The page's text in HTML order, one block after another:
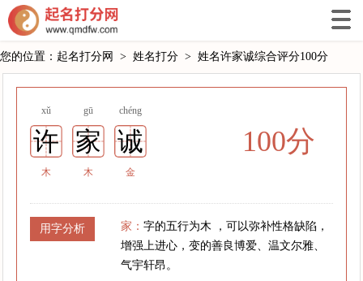
您的位置： 起名打分网 > 姓名打分 > 姓名许家诚综合评分100分
xǔ gū chéng
许 家 诚
木 木 金
100分
用字分析 家：字的五行为木 ，可以弥补性格缺陷，
增强上进心，变的善良博爱、温文尔雅、
气宇轩昂。